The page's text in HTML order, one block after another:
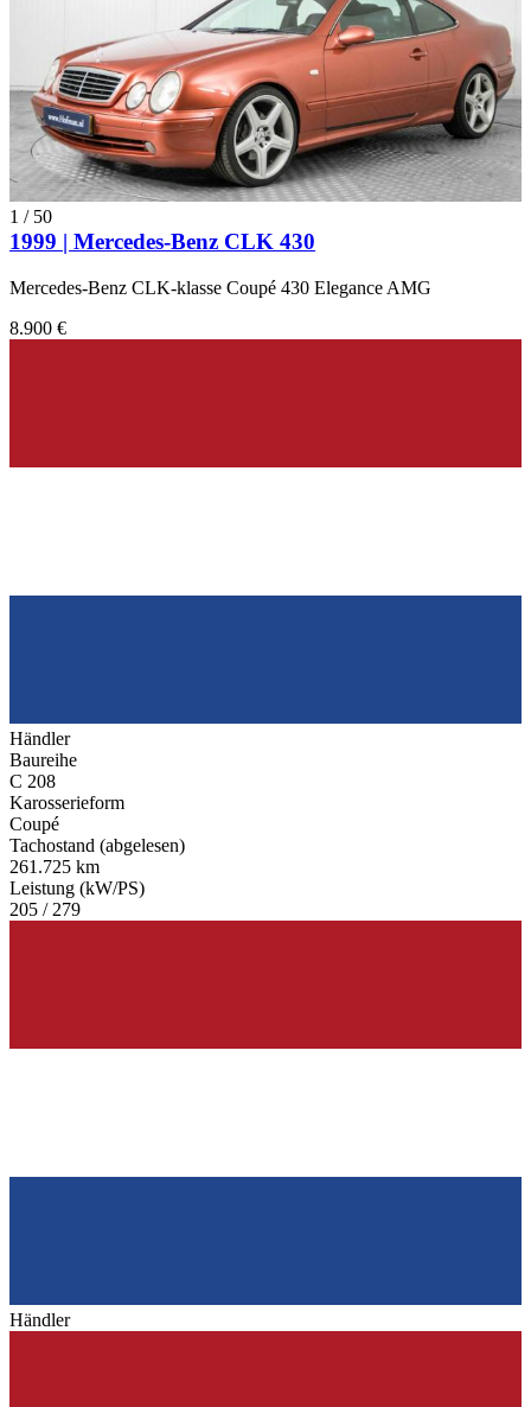
1 / 50
1999 | Mercedes-Benz CLK 430
Mercedes-Benz CLK-klasse Coupé 430 Elegance AMG
8.900 €
Händler
Baureihe
C 208
Karosserieform
Coupé
Tachostand (abgelesen)
261.725 km
Leistung (kW/PS)
205 / 279
Händler